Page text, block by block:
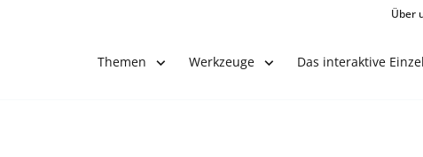
Über
Themen Werkzeuge Das interaktive